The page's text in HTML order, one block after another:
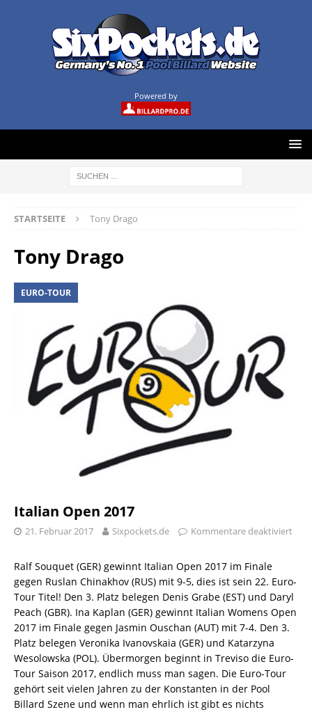
Powered by
STARTSEITE Tony Drago
Tony Drago
EURO-TOUR
Italian Open 2017
21. Februar 2017 Sixpockets.de Kommentare deaktiviert
Ralf Souquet (GER) gewinnt Italian Open 2017 im Finale
gegen Ruslan Chinakhov (RUS) mit 9-5, dies ist sein 22. Euro-
Tour Titel! Den 3. Platz belegen Denis Grabe (EST) und Daryl
Peach (GBR). Ina Kaplan (GER) gewinnt Italian Womens Open
2017 im Finale gegen Jasmin Ouschan (AUT) mit 7-4. Den 3.
Platz belegen Veronika Ivanovskaia (GER) und Katarzyna
Wesolowska (POL). Übermorgen beginnt in Treviso die Euro-
Tour Saison 2017, endlich muss man sagen. Die Euro-Tour
gehört seit vielen Jahren zu der Konstanten in der Pool
Billard Szene und wenn man ehrlich ist gibt es nichts